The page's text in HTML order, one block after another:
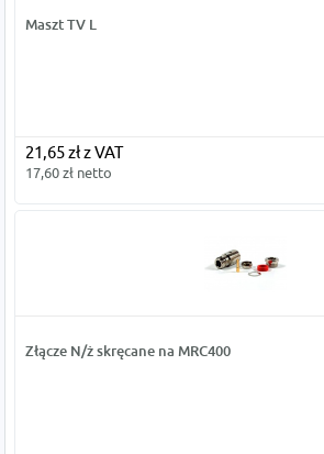
Maszt TV L
21,65 zł z VAT
17,60 zł netto
Złącze N/ż skręcane na MRC400